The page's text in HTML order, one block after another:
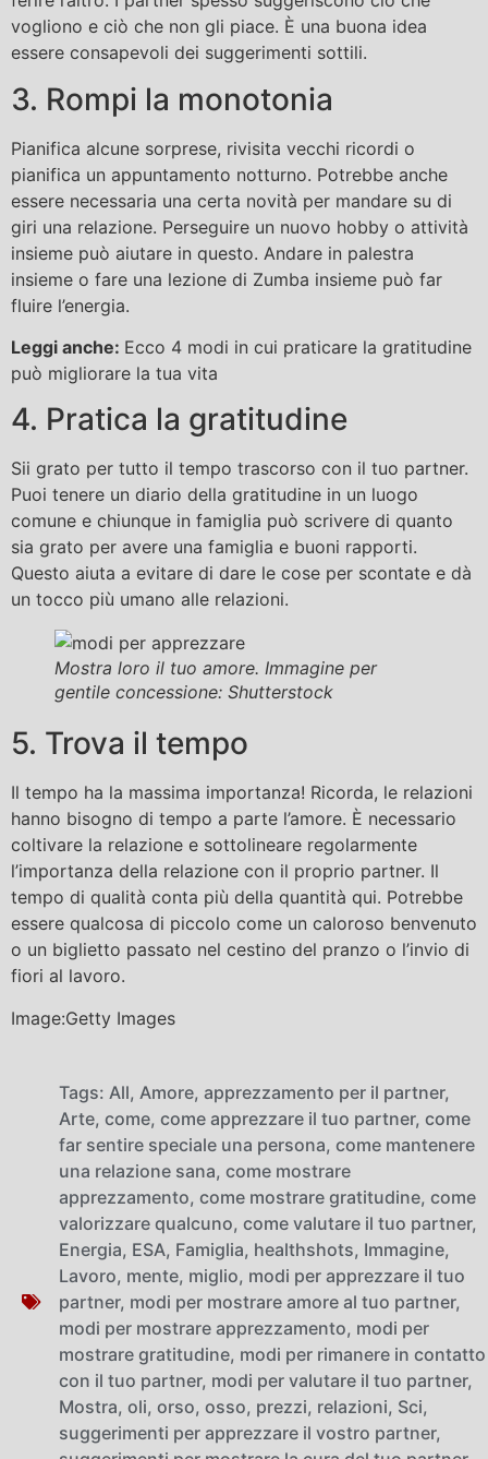
vogliono e ciò che non gli piace. È una buona idea
essere consapevoli dei suggerimenti sottili.
3. Rompi la monotonia
Pianifica alcune sorprese, rivisita vecchi ricordi o
pianifica un appuntamento notturno. Potrebbe anche
essere necessaria una certa novità per mandare su di
giri una relazione. Perseguire un nuovo hobby o attività
insieme può aiutare in questo. Andare in palestra
insieme o fare una lezione di Zumba insieme può far
fluire l’energia.
Leggi anche: Ecco 4 modi in cui praticare la gratitudine
può migliorare la tua vita
4. Pratica la gratitudine
Sii grato per tutto il tempo trascorso con il tuo partner.
Puoi tenere un diario della gratitudine in un luogo
comune e chiunque in famiglia può scrivere di quanto
sia grato per avere una famiglia e buoni rapporti.
Questo aiuta a evitare di dare le cose per scontate e dà
un tocco più umano alle relazioni.
Mostra loro il tuo amore. Immagine per
gentile concessione: Shutterstock
5. Trova il tempo
Il tempo ha la massima importanza! Ricorda, le relazioni
hanno bisogno di tempo a parte l’amore. È necessario
coltivare la relazione e sottolineare regolarmente
l’importanza della relazione con il proprio partner. Il
tempo di qualità conta più della quantità qui. Potrebbe
essere qualcosa di piccolo come un caloroso benvenuto
o un biglietto passato nel cestino del pranzo o l’invio di
fiori al lavoro.
Image:Getty Images
Tags: All, Amore, apprezzamento per il partner,
Arte, come, come apprezzare il tuo partner, come
far sentire speciale una persona, come mantenere
una relazione sana, come mostrare
apprezzamento, come mostrare gratitudine, come
valorizzare qualcuno, come valutare il tuo partner,
Energia, ESA, Famiglia, healthshots, Immagine,
Lavoro, mente, miglio, modi per apprezzare il tuo
partner, modi per mostrare amore al tuo partner,
modi per mostrare apprezzamento, modi per
mostrare gratitudine, modi per rimanere in contatto
con il tuo partner, modi per valutare il tuo partner,
Mostra, oli, orso, osso, prezzi, relazioni, Sci,
suggerimenti per apprezzare il vostro partner,